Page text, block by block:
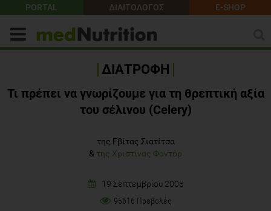
PORTAL ΔΙΑΙΤΟΛΟΓΟΣ E-SHOP
ΔΙΑΤΡΟΦΗ
Τι πρέπει να γνωρίζουμε για τη θρεπτική αξία
του σέλινου (Celery)
της Εβίτας Σιατίτσα
& της Χριστίνας Φοντόρ
19 Σεπτεμβρίου 2008
95616 Προβολές